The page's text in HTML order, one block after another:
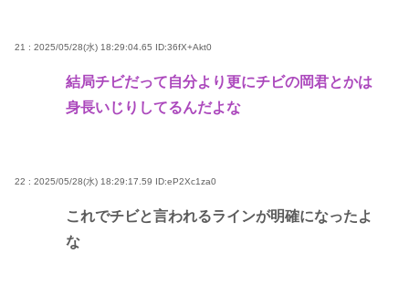
21 : 2025/05/28(水) 18:29:04.65 ID:36fX+Akt0
結局チビだって自分より更にチビの岡君とかは
身長いじりしてるんだよな
22 : 2025/05/28(水) 18:29:17.59 ID:eP2Xc1za0
これでチビと言われるラインが明確になったよ
な